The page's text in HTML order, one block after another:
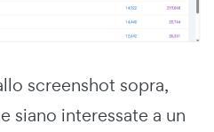
screenshot sopra,
siano interessate a un